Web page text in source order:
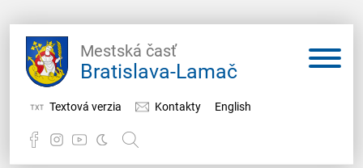
Mestská časť
Bratislava-Lamač
Textová verzia Kontakty English